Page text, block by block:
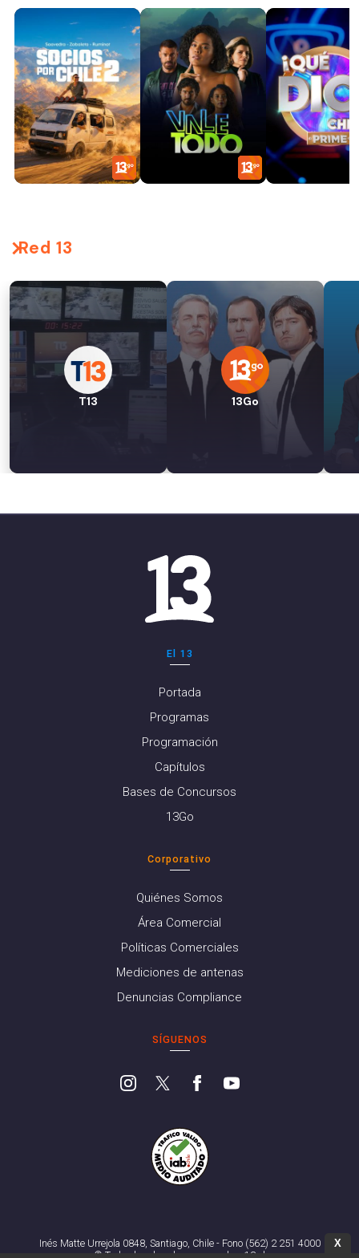
Red 13
T13 13Go
El 13
Portada
Programas
Programación
Capítulos
Bases de Concursos
13Go
Corporativo
Quiénes Somos
Área Comercial
Políticas Comerciales
Mediciones de antenas
Denuncias Compliance
SÍGUENOS
Inés Matte Urrejola 0848, Santiago, Chile - Fono (562) 2 251 4000
© Todos los derechos reservados. 13.cl
X